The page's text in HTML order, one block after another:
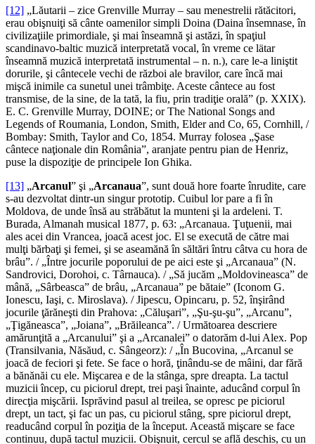
[12] „Lăutarii – zice Grenville Murray – sau menestrelii rătăcitori,
erau obişnuiţi să cânte oamenilor simpli Doina (Daina însemnase, în
civilizaţiile primordiale, şi mai înseamnă şi astăzi, în spaţiul
scandinavo-baltic muzică interpretată vocal, în vreme ce lätar
înseamnă muzică interpretată instrumental – n. n.), care le-a liniştit
dorurile, şi cântecele vechi de război ale bravilor, care încă mai
mişcă inimile ca sunetul unei trâmbiţe. Aceste cântece au fost
transmise, de la sine, de la tată, la fiu, prin tradiţie orală” (p. XXIX).
E. C. Grenville Murray, DOINE; or The National Songs and
Legends of Roumania, London, Smith, Elder and Co, 65, Cornhill, /
Bombay: Smith, Taylor and Co, 1854. Murray folosea „Şase
cântece naţionale din România”, aranjate pentru pian de Henriz,
puse la dispoziţie de principele Ion Ghika.
[13] „Arcanul” şi „Arcanaua”, sunt două hore foarte înrudite, care
s-au dezvoltat dintr-un singur prototip. Cuibul lor pare a fi în
Moldova, de unde însă au străbătut la munteni şi la ardeleni. T.
Burada, Almanah musical 1877, p. 63: „Arcanaua. Ţuţuenii, mai
ales acei din Vrancea, joacă acest joc. El se execută de către mai
mulţi bărbaţi şi femei, şi se aseamănă în săltări întru câtva cu hora de
brâu”. / „Între jocurile poporului de pe aici este şi „Arcanaua” (N.
Sandrovici, Dorohoi, c. Târnauca). / „Să jucăm „Moldovineasca” de
mână, „Sârbeasca” de brâu, „Arcanaua” pe bătaie” (Iconom G.
Ionescu, Iaşi, c. Miroslava). / Jipescu, Opincaru, p. 52, înşirând
jocurile ţărăneşti din Prahova: „Căluşari”, „Şu-şu-şu”, „Arcanu”,
„Ţigăneasca”, „Joiana”, „Brăileanca”. / Următoarea descriere
amărunţită a „Arcanului” şi a „Arcanalei” o datorăm d-lui Alex. Pop
(Transilvania, Năsăud, c. Sângeorz): / „În Bucovina, „Arcanul se
joacă de feciori şi fete. Se face o horă, ţinându-se de mâini, dar fără
a bănănăi cu ele. Mişcarea e de la stânga, spre dreapta. La tactul
muzicii încep, cu piciorul drept, trei paşi înainte, aducând corpul în
direcţia mişcării. Isprăvind pasul al treilea, se opresc pe piciorul
drept, un tact, şi fac un pas, cu piciorul stâng, spre piciorul drept,
readucând corpul în poziţia de la început. Această mişcare se face
continuu, după tactul muzicii. Obişnuit, cercul se află deschis, cu un